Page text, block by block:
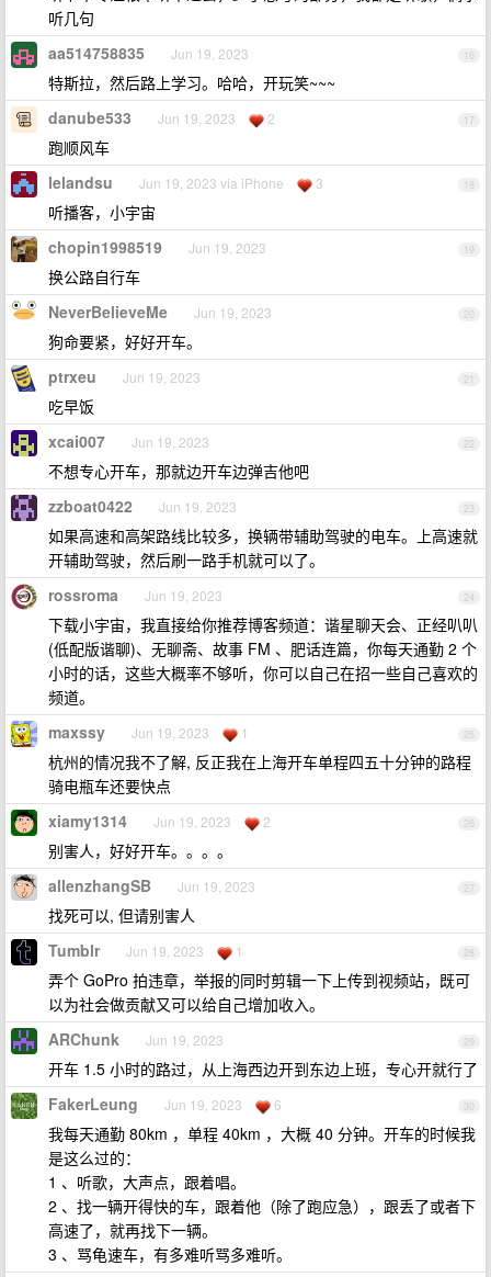
听几句
16
aa514758835 Jun 19, 2023
特斯拉，然后路上学习。哈哈，开玩笑~~~
17
danube533 Jun 19, 2023 2
跑顺风车
18
lelandsu Jun 19, 2023 via iPhone 3
听播客，小宇宙
19
chopin1998519 Jun 19, 2023
换公路自行车
20
NeverBelieveMe Jun 19, 2023
狗命要紧，好好开车。
21
ptrxeu Jun 19, 2023
吃早饭
22
xcai007 Jun 19, 2023
不想专心开车，那就边开车边弹吉他吧
23
zzboat0422 Jun 19, 2023
如果高速和高架路线比较多，换辆带辅助驾驶的电车。上高速就
开辅助驾驶，然后刷一路手机就可以了。
24
rossroma Jun 19, 2023
下载小宇宙，我直接给你推荐博客频道：谐星聊天会、正经叭叭
(低配版谐聊)、无聊斋、故事 FM 、肥话连篇，你每天通勤 2 个
小时的话，这些大概率不够听，你可以自己在招一些自己喜欢的
频道。
25
maxssy Jun 19, 2023 1
杭州的情况我不了解, 反正我在上海开车单程四五十分钟的路程
骑电瓶车还要快点
26
xiamy1314 Jun 19, 2023 2
别害人，好好开车。。。。
27
allenzhangSB Jun 19, 2023
找死可以, 但请别害人
28
Tumblr Jun 19, 2023 1
弄个 GoPro 拍违章，举报的同时剪辑一下上传到视频站，既可
以为社会做贡献又可以给自己增加收入。
29
ARChunk Jun 19, 2023
开车 1.5 小时的路过，从上海西边开到东边上班，专心开就行了
30
FakerLeung Jun 19, 2023 6
我每天通勤 80km ，单程 40km ，大概 40 分钟。开车的时候我
是这么过的：
1 、听歌，大声点，跟着唱。
2 、找一辆开得快的车，跟着他（除了跑应急），跟丢了或者下
高速了，就再找下一辆。
3 、骂龟速车，有多难听骂多难听。